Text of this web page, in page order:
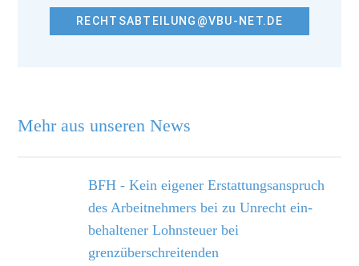
Mehr aus unseren News
BFH - Kein eigener Erstattungsanspruch
des Arbeitnehmers bei zu Unrecht ein­
behaltener Lohnsteuer bei
grenzüberschreitenden
RECHTSABTEILUNG@VBU-NET.DE